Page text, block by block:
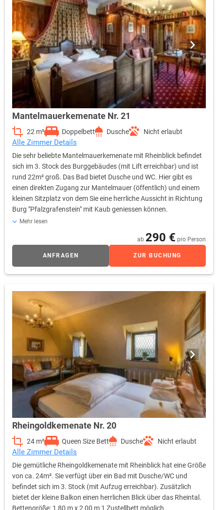
Mantelmauerkemenate Nr. 21
22 m² Doppelbett Dusche Nicht erlaubt
Alle Zimmer Details
Die sehr beliebte Mantelmauerkemenate mit Rheinblick befindet
sich im 3. Stock des Burggebäudes (mit Lift erreichbar) und ist
rund 22m² groß. Das Bad bietet Dusche und WC. Hier gibt es
einen direkten Zugang zur Mantelmauer (öffentlich) und einem
kleinen Sitzplatz von dem Sie eine herrliche Aussicht in Richtung
Burg "Pfalzgrafenstein" mit Kaub geniessen können.
Bettengröße: 1,60 m x 2,00 m 1 Zustellbett möglich
Mehr lesen
ab 290 € pro Person
ANFRAGEN ZUR BUCHUNG
Rheingoldkemenate Nr. 20
24 m² Queen Size Bett Dusche Nicht erlaubt
Alle Zimmer Details
Die gemütliche Rheingoldkemenate mit Rheinblick hat eine Größe
von ca. 24m². Sie verfügt über ein Bad mit Dusche/WC und
befindet sich im 3. Stock (mit Aufzug erreichbar). Zusätzlich
bietet der kleine Balkon einen herrlichen Blick über das Rheintal.
Bettengröße: 1,80 m x 2,00 m 1 Zustellbett möglich